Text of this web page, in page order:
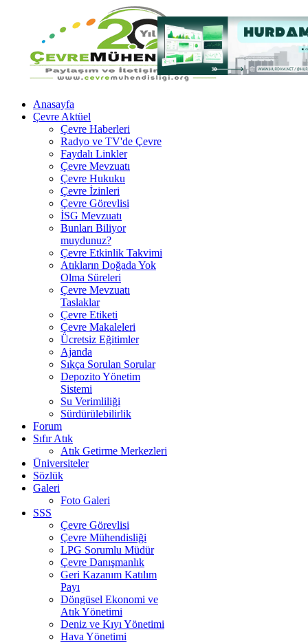
Anasayfa
Çevre Aktüel
Çevre Haberleri
Radyo ve TV'de Çevre
Faydalı Linkler
Çevre Mevzuatı
Çevre Hukuku
Çevre İzinleri
Çevre Görevlisi
İSG Mevzuatı
Bunları Biliyor
muydunuz?
Çevre Etkinlik Takvimi
Atıkların Doğada Yok
Olma Süreleri
Çevre Mevzuatı
Taslaklar
Çevre Etiketi
Çevre Makaleleri
Ücretsiz Eğitimler
Ajanda
Sıkça Sorulan Sorular
Depozito Yönetim
Sistemi
Su Verimliliği
Sürdürülebilirlik
Forum
Sıfır Atık
Atık Getirme Merkezleri
Üniversiteler
Sözlük
Galeri
Foto Galeri
SSS
Çevre Görevlisi
Çevre Mühendisliği
LPG Sorumlu Müdür
Çevre Danışmanlık
Geri Kazanım Katılım
Payı
Döngüsel Ekonomi ve
Atık Yönetimi
Deniz ve Kıyı Yönetimi
Hava Yönetimi